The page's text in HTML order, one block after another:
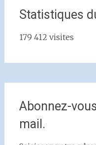
Statistiques
179 412 visites
Abonnez-
mail.